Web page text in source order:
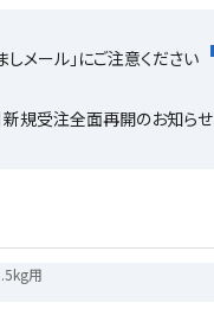
メール」にご注意ください
新規受注全面再開のお知らせ
用